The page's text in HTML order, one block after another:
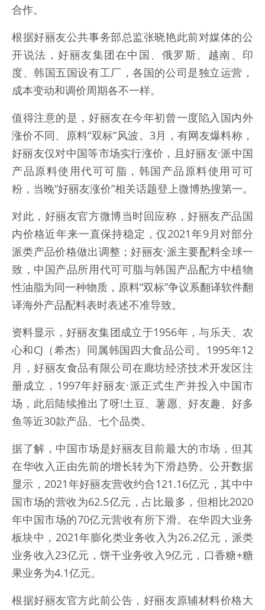
合作。
根据好丽友公共事务部总监张晓艳此前对媒体的公
开说法，好丽友集团在中国、俄罗斯、越南、印
度、韩国五国设有工厂，各国的公司是独立运营，
成本变动和调价周期各不一样。
值得注意的是，好丽友在今年初曾一度陷入国内外
涨价不同、原料“双标”风波。3月，有网友爆料称，
好丽友仅对中国等市场实行涨价，且好丽友·派中国
产品原料使用代可可脂，韩国产品原料使用可可
粉，当晚“好丽友涨价”相关话题登上微博热搜第一。
对此，好丽友官方微博当时回应称，好丽友产品国
内价格近年来一直保持稳定，仅2021年9月对部分
派类产品价格做出调整；好丽友·派主要配料全球一
致，中国产品所用代可可脂与韩国产品配方中植物
性油脂为同一种物质，原料“双标”争议系翻译软件翻
译海外产品配料表时表述不准导致。
资料显示，好丽友集团成立于1956年，与乐天、农
心和CJ（希杰）同属韩国四大食品公司。1995年12
月，好丽友食品有限公司在廊坊经济技术开发区注
册成立，1997年好丽友·派正式生产并投入中国市
场，此后陆续推出了呀!土豆、薯愿、好友趣、好多
鱼等近30款产品、七个品类。
据了解，中国市场是好丽友目前最大的市场，但其
在华收入正由先前的增长转为下滑趋势。公开数据
显示，2021年好丽友营收约合121.16亿元，其中中
国市场的营收为62.5亿元，占比最多，但相比2020
年中国市场的70亿元营收有所下滑。在华四大业务
板块中，2021年膨化类业务收入为26.2亿元，派类
业务收入23亿元，饼干业务收入9亿元，口香糖+糖
果业务为4.1亿元。
根据好丽友官方此前公告，好丽友原辅材料价格大